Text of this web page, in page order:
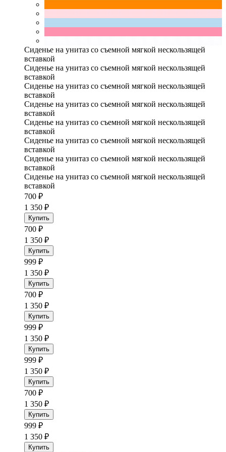
Сиденье на унитаз со съемной мягкой нескользящей
вставкой
Сиденье на унитаз со съемной мягкой нескользящей
вставкой
Сиденье на унитаз со съемной мягкой нескользящей
вставкой
Сиденье на унитаз со съемной мягкой нескользящей
вставкой
Сиденье на унитаз со съемной мягкой нескользящей
вставкой
Сиденье на унитаз со съемной мягкой нескользящей
вставкой
Сиденье на унитаз со съемной мягкой нескользящей
вставкой
Сиденье на унитаз со съемной мягкой нескользящей
вставкой
700 ₽
1 350 ₽
Купить
700 ₽
1 350 ₽
Купить
999 ₽
1 350 ₽
Купить
700 ₽
1 350 ₽
Купить
999 ₽
1 350 ₽
Купить
999 ₽
1 350 ₽
Купить
700 ₽
1 350 ₽
Купить
999 ₽
1 350 ₽
Купить